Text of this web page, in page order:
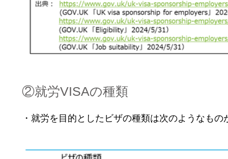
②就労VISAの種類
・就労を目的としたビザの種類は次のようなもの